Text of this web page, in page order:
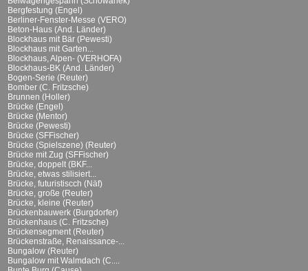
Bergfestung (Engel)
Berliner-Fenster-Messe (VERO)
Beton-Haus (And. Länder)
Blockhaus mit Bär (Pewesti)
Blockhaus mit Garten...
Blockhaus, Alpen- (VERHOFA)
Blockhaus-BK (And. Länder)
Bogen-Serie (Reuter)
Bomber (C. Fritzsche)
Brunnen (Holler)
Brücke (Engel)
Brücke (Mentor)
Brücke (Pewesti)
Brücke (SFFischer)
Brücke (Spielszene) (Reuter)
Brücke mit Zug (SFFischer)
Brücke, doppelt (BKF...
Brücke, etwas stilisiert...
Brücke, futuristiscch (Näf)
Brücke, große (Reuter)
Brücke, kleine (Reuter)
Brückenbauwerk (Burgdorfer)
Brückenhaus (C. Fritzsche)
Brückensegment (Reuter)
Brückenstraße, Renaissance-...
Bungalow (Reuter)
Bungalow mit Walmdach (C....